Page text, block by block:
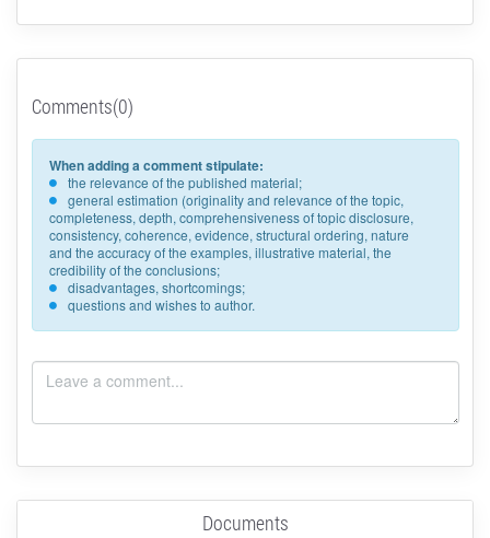
Comments(0)
When adding a comment stipulate:
the relevance of the published material;
general estimation (originality and relevance of the topic,
completeness, depth, comprehensiveness of topic disclosure,
consistency, coherence, evidence, structural ordering, nature
and the accuracy of the examples, illustrative material, the
credibility of the conclusions;
disadvantages, shortcomings;
questions and wishes to author.
Documents